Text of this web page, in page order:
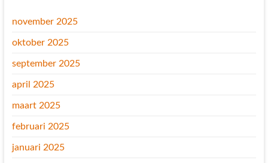
november 2025
oktober 2025
september 2025
april 2025
maart 2025
februari 2025
januari 2025